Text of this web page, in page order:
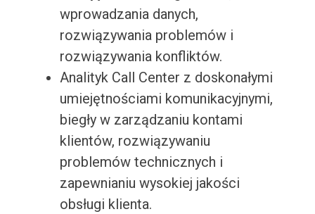
wprowadzania danych,
rozwiązywania problemów i
rozwiązywania konfliktów.
Analityk Call Center z doskonałymi
umiejętnościami komunikacyjnymi,
biegły w zarządzaniu kontami
klientów, rozwiązywaniu
problemów technicznych i
zapewnianiu wysokiej jakości
obsługi klienta.